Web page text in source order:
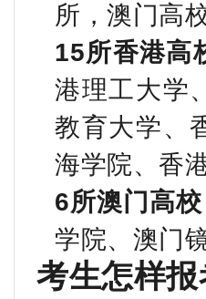
所，澳门高
15所香港高
港理工大学
教育大学、
海学院、香
6所澳门高校
学院、澳门
考生怎样